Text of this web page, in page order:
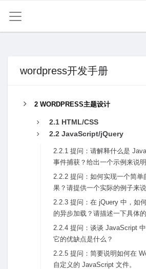
wordpress开发手册
2 WORDPRESS主题设计
2.1 HTML/CSS
2.2 JavaScript/jQuery
2.2.1 提问：请解释什么是
事件捕获？给出⼀个⽰例来说
2.2.2 提问：如何实现⼀个简
果？请提供⼀个实际的例⼦来说
2.2.3 提问：在 jQuery 中，如
的异步加载？请描述⼀下具体的
2.2.4 提问：谈谈 JavaScript
它的优缺点是什么？
2.2.5 提问：简要说明如何在
⾃定义的 JavaScript ⽂件。